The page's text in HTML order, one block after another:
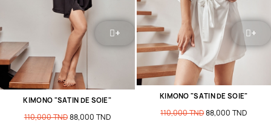
KIMONO "SATIN DE SOIE"
110,000 TND88,000 TND
+
KIMONO "SATIN DE SOIE"
110,000 TND88,000 TND
+